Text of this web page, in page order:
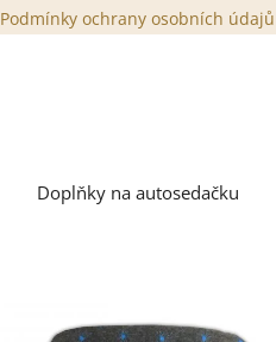
Podmínky ochrany osobních údajů
Doplňky na autosedačku